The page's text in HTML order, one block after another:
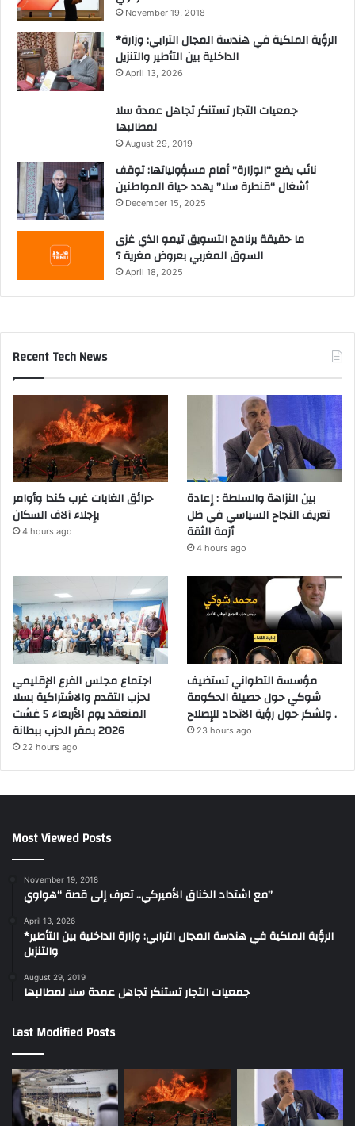
November 19, 2018
*الرؤية الملكية في هندسة المجال الترابي: وزارة
الداخلية بين التأطير والتنزيل
April 13, 2026
جمعيات التجار تستنكر تجاهل عمدة سلا
لمطالبها
August 29, 2019
نائب يضع “الوزارة” أمام مسؤولياتها: توقف
أشغال “قنطرة سلا” يهدد حياة المواطنين
December 15, 2025
ما حقيقة برنامج التسويق تيمو الذي غزى
السوق المغربي بعروض مغرية ؟
April 18, 2025
Recent Tech News
حرائق الغابات غرب كندا وأوامر
بإجلاء آلاف السكان
4 hours ago
بين النزاهة والسلطة : إعادة
تعريف النجاح السياسي في ظل
أزمة الثقة
4 hours ago
اجتماع مجلس الفرع الإقليمي
لحزب التقدم والاشتراكية بسلا
المنعقد يوم الأربعاء 5 غشت
2026 بمقر الحزب ببطانة
22 hours ago
مؤسسة التطواني تستضيف
شوكي حول حصيلة الحكومة
ولشكر حول رؤية الاتحاد للإصلاح .
23 hours ago
Most Viewed Posts
November 19, 2018
مع اشتداد الخناق الأميركي.. تعرف إلى قصة “هواوي”
April 13, 2026
*الرؤية الملكية في هندسة المجال الترابي: وزارة الداخلية بين التأطير
والتنزيل
August 29, 2019
جمعيات التجار تستنكر تجاهل عمدة سلا لمطالبها
Last Modified Posts